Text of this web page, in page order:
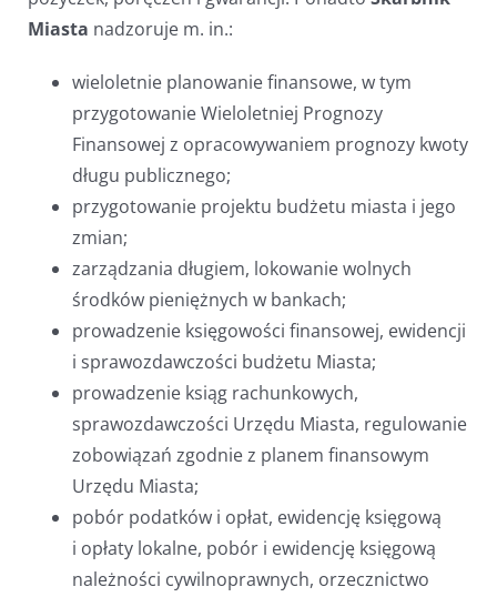
Miasta nadzoruje m. in.:
wieloletnie planowanie finansowe, w tym
przygotowanie Wieloletniej Prognozy
Finansowej z opracowywaniem prognozy kwoty
długu publicznego;
przygotowanie projektu budżetu miasta i jego
zmian;
zarządzania długiem, lokowanie wolnych
środków pieniężnych w bankach;
prowadzenie księgowości finansowej, ewidencji
i sprawozdawczości budżetu Miasta;
prowadzenie ksiąg rachunkowych,
sprawozdawczości Urzędu Miasta, regulowanie
zobowiązań zgodnie z planem finansowym
Urzędu Miasta;
pobór podatków i opłat, ewidencję księgową
i opłaty lokalne, pobór i ewidencję księgową
należności cywilnoprawnych, orzecznictwo